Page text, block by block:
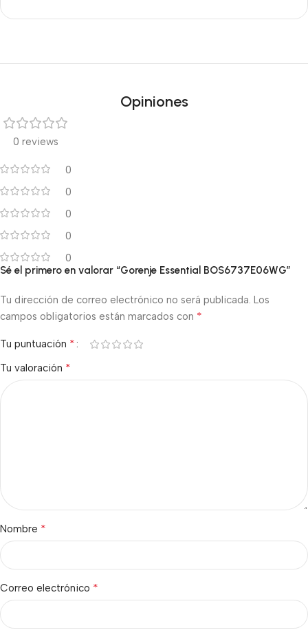
Ofertas inmejorables
Opiniones
0 reviews
0
0
0
0
0
Sé el primero en valorar “Gorenje Essential BOS6737E06WG”
Tu dirección de correo electrónico no será publicada. Los
campos obligatorios están marcados con *
Tu puntuación *
Tu valoración *
Nombre *
Correo electrónico *